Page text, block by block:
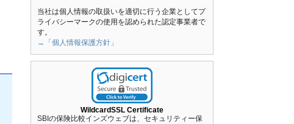
当社は個人情報の取扱いを適切に行う企業としてプ
ライバシーマークの使用を認められた認定事業者で
す。
→「個人情報保護方針」
WildcardSSL Certificate
SBIの保険比較インズウェブは、セキュリティー保